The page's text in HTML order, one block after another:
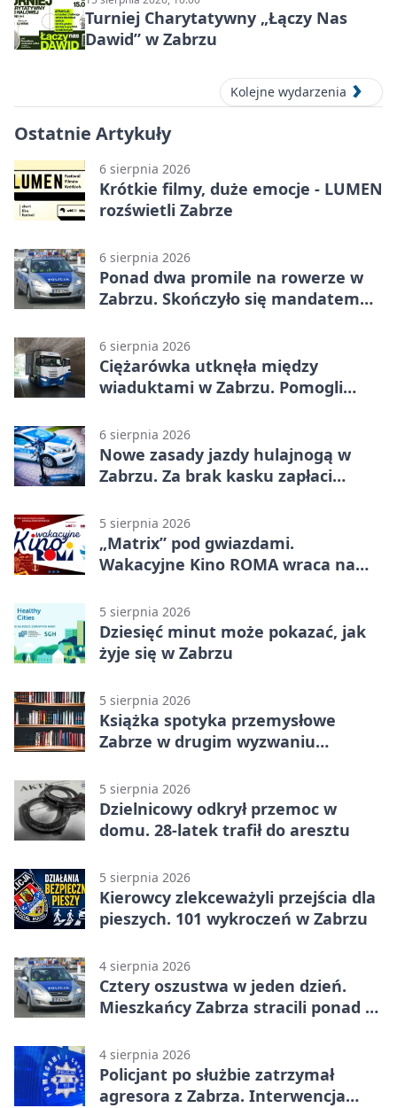
Turniej Charytatywny „Łączy Nas
Dawid” w Zabrzu
Kolejne wydarzenia
Ostatnie Artykuły
6 sierpnia 2026
Krótkie filmy, duże emocje - LUMEN
rozświetli Zabrze
6 sierpnia 2026
Ponad dwa promile na rowerze w
Zabrzu. Skończyło się mandatem
6 sierpnia 2026
Ciężarówka utknęła między
wiaduktami w Zabrzu. Pomogli
6 sierpnia 2026
Nowe zasady jazdy hulajnogą w
Zabrzu. Za brak kasku zapłaci
5 sierpnia 2026
„Matrix” pod gwiazdami.
Wakacyjne Kino ROMA wraca na
5 sierpnia 2026
Dziesięć minut może pokazać, jak
żyje się w Zabrzu
5 sierpnia 2026
Książka spotyka przemysłowe
Zabrze w drugim wyzwaniu
5 sierpnia 2026
Dzielnicowy odkrył przemoc w
domu. 28-latek trafił do aresztu
5 sierpnia 2026
Kierowcy zlekceważyli przejścia dla
pieszych. 101 wykroczeń w Zabrzu
4 sierpnia 2026
Cztery oszustwa w jeden dzień.
Mieszkańcy Zabrza stracili ponad 6
4 sierpnia 2026
Policjant po służbie zatrzymał
agresora z Zabrza. Interwencja